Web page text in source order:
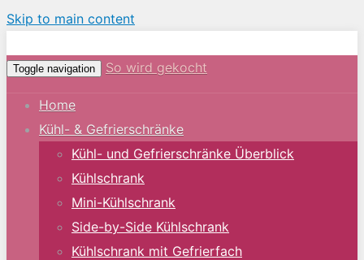
Skip to main content
Toggle navigation So wird gekocht
Home
Kühl- & Gefrierschränke
Kühl- und Gefrierschränke Überblick
Kühlschrank
Mini-Kühlschrank
Side-by-Side Kühlschrank
Kühlschrank mit Gefrierfach